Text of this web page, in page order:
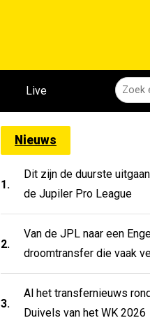
Live
Nieuws
1.
Dit zijn de duurste
de Jupiler Pro League
2.
Van de JPL naar een
droomtransfer die vaak
3.
Al het transfernieuws
Duivels van het WK 2026